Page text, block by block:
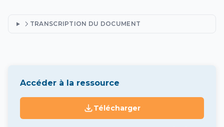
TRANSCRIPTION DU DOCUMENT
Accéder à la ressource
Télécharger